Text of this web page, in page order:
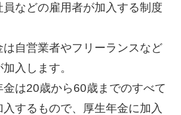
員などの雇用者が加入する制度
自営業者やフリーランスなど
入します。
金は20歳から60歳までのすべて
するもので、厚生年金に加入